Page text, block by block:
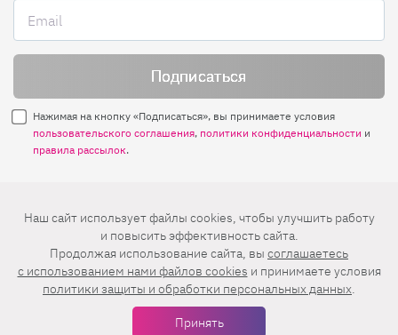
Нажимая на кнопку «Подписаться», вы принимаете условия
пользовательского соглашения, политики конфиденциальности и
правила рассылок.
Нашли ошибку? Выделите ее и нажмите
Ctrl+Enter
© 2026 АО «БКМ», ОГРН 1027739494584, ИНН 7705056238
127018, Москва, ул. Полковая, д. 3, стр. 4, помещение I, комн. 23
16+
Дизайн сайта —Студия Евгения и Ольги Апрель
Иконки в меню —
Наш сайт использует файлы cookies, чтобы улучшить работу
и повысить эффективность сайта.
Продолжая использование сайта, вы соглашаетесь
c использованием нами файлов cookies и принимаете условия
политики защиты и обработки персональных данных.
Принять